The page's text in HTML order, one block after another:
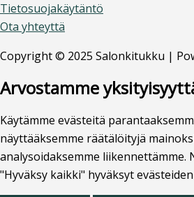
Tietosuojakäytäntö
Ota yhteyttä
Copyright © 2025 Salonkitukku |
Arvostamme
Käytämme evästeitä
näyttääksemme räätälöityjä
analysoidaksemme liikennettämme.
"Hyväksy kaikki" hyväksyt